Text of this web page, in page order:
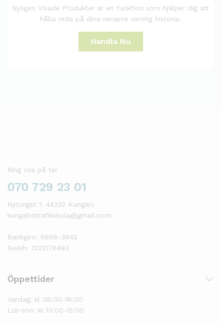
Nyligen Visade Produkter är en funktion som hjälper dig att
hålla reda på dina senaste visning historia.
Handla Nu
Ring oss på tel
070 729 23 01
Nytorget 1. 44232 Kungälv
kungalvstrafikskola@gmail.com
Bankgiro: 5668-3642
Swish: 1232176493
Öppettider
Vardag: kl 08:00-18:00
Lör-sön: kl 10:00-15:00